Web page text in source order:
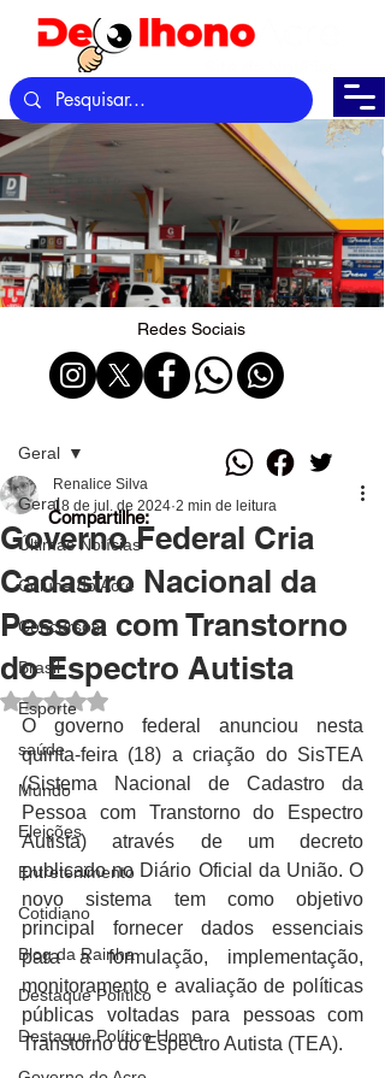
Redes Sociais
Geral
Últimas Notícias
Coluna do Acre
Concursos
Brasil
Esporte
saúde
Mundo
Eleições
Entretenimento
Cotidiano
Blog da Rainha
Destaque Político
Destaque Político Home
Geral
Governo Federal Cria
Cadastro Nacional da
Pessoa com Transtorno
do Espectro Autista
Renalice Silva
18 de jul. de 2024 2 min de leitura
Avaliado com NaN de 5 estrelas.
O governo federal anunciou nesta
quinta-feira (18) a criação do SisTEA
(Sistema Nacional de Cadastro da
Pessoa com Transtorno do Espectro
Autista) através de um decreto
publicado no Diário Oficial da União. O
novo sistema tem como objetivo
principal fornecer dados essenciais
para a formulação, implementação,
monitoramento e avaliação de políticas
públicas voltadas para pessoas com
Transtorno do Espectro Autista (TEA).
Compartilhe: